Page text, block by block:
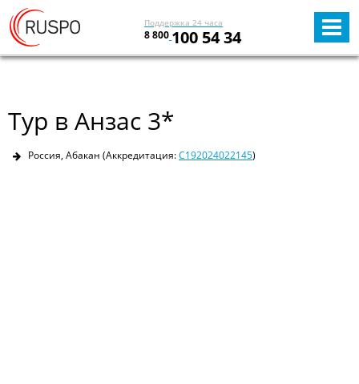
Поддержка 24 часа
8 800 100 54 34
Тур в Анзас 3*
Россия, Абакан (Аккредитация:С192024022145)